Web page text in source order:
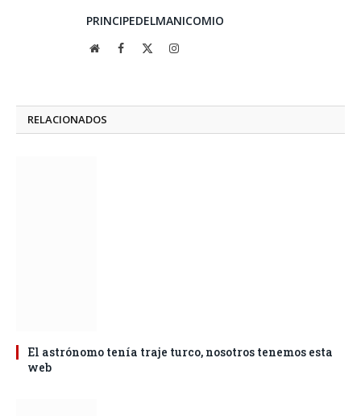
PRINCIPEDELMANICOMIO
WebsiteFacebook Instagram
RELACIONADOS
El astrónomo tenía traje turco, nosotros tenemos esta
web